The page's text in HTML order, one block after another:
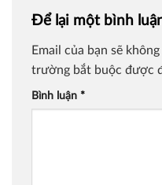
Để lại một bình
Email của bạn sẽ
trường bắt buộc được
Bình luận *